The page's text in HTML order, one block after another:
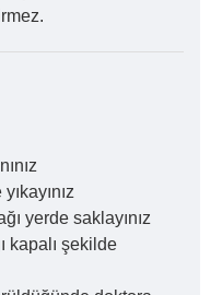
yerde saklayınız
kapalı şekilde